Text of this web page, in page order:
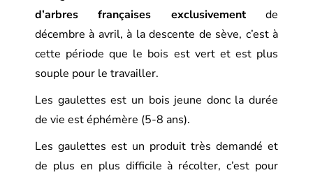
d’arbres françaises exclusivementde
décembre à avril, à la descente de sève, c’est à
cette période que le bois est vert et est plus
souple pour le travailler.
Les gaulettes est un bois jeune donc la durée
de vie est éphémère (5-8 ans).
Les gaulettes est un produit très demandé et
de plus en plus difficile à récolter, c’est pour